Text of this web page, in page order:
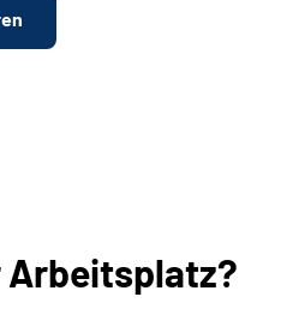
Arbeitsplatz?